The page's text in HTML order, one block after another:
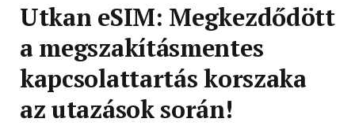
Utkan eSIM: Megkezdődött
a megszakításmentes
kapcsolattartás korszaka
az utazások során!